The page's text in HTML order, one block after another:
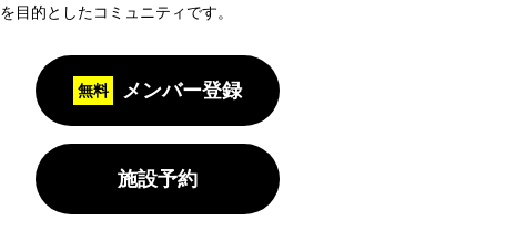
を目的としたコミュニティです。
メンバー登録
施設予約